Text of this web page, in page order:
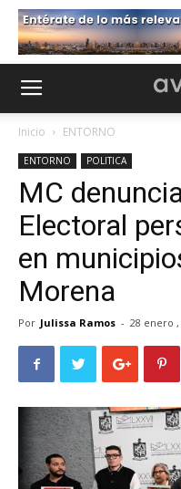
Inicio ENTORNO
ENTORNO POLITICA
MC
Electoral
en
Morena
Por Julissa Ramos - 28 enero ,